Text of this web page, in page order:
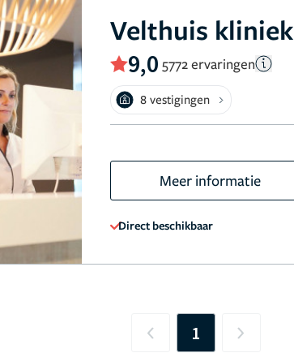
Velthuis kliniek
9,0 5772 ervaringen
8 vestigingen
Meer informatie
Direct beschikbaar
Previous
1 Next